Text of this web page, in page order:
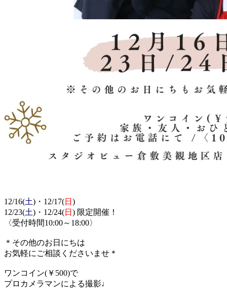
12/16(土)・12/17(日 )
12/23(土)・12/24(日 ) 限定開催！
〈受付時間10:00～18:00〉
＊その他のお日にちは
お気軽にご相談くださいませ＊
ワンコイン(￥500)で
プロカメラマンによる撮影♩